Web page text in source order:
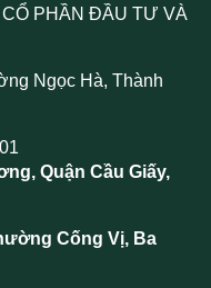
PHẦN ĐẦU TƯ VÀ
Ngọc Hà, Thành
Quận Cầu Giấy,
Cống Vị, Ba